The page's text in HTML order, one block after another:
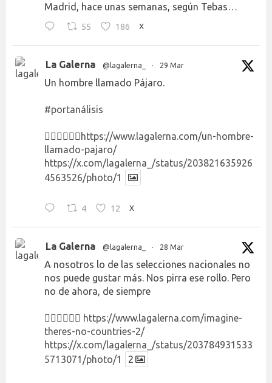
Madrid, hace unas semanas, según Tebas…
55 186 X
La Galerna @lagalerna_ · 29 Mar
Un hombre llamado Pájaro.
#portanálisis
👉🏻👉🏻👉🏻 https://www.lagalerna.com/un-hombre-
llamado-pajaro/
https://x.com/lagalerna_/status/203821635926
4563526/photo/1
4 12 X
La Galerna @lagalerna_ · 28 Mar
A nosotros lo de las selecciones nacionales no
nos puede gustar más. Nos pirra ese rollo. Pero
no de ahora, de siempre
👉🏻👉🏻👉🏻 https://www.lagalerna.com/imagine-
theres-no-countries-2/
https://x.com/lagalerna_/status/203784931533
5713071/photo/1
2